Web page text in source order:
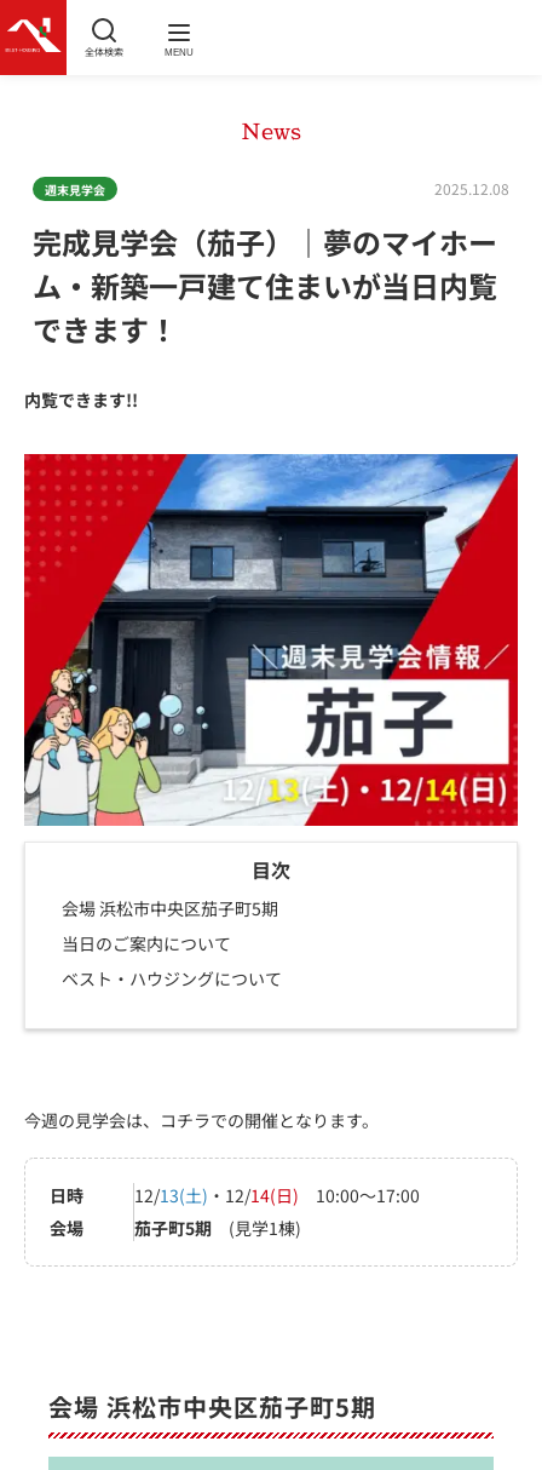
全体検索 MENU
News
週末見学会 2025.12.08
完成見学会（茄子）｜夢のマイホー
ム・新築一戸建て住まいが当日内覧
できます！
内覧できます!!
目次
会場 浜松市中央区茄子町5期
当日のご案内について
ベスト・ハウジングについて
今週の見学会は、コチラでの開催となります。
日時 12/13(土) ・12/14(日) 10:00～17:00
会場
茄子町5期 (見学1棟)
会場 浜松市中央区茄子町5期